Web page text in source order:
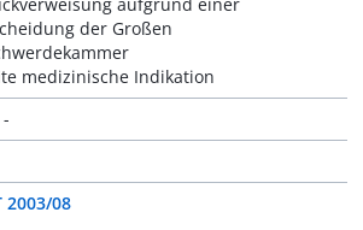
der Großen
medizinische Indikation
-
2003/08